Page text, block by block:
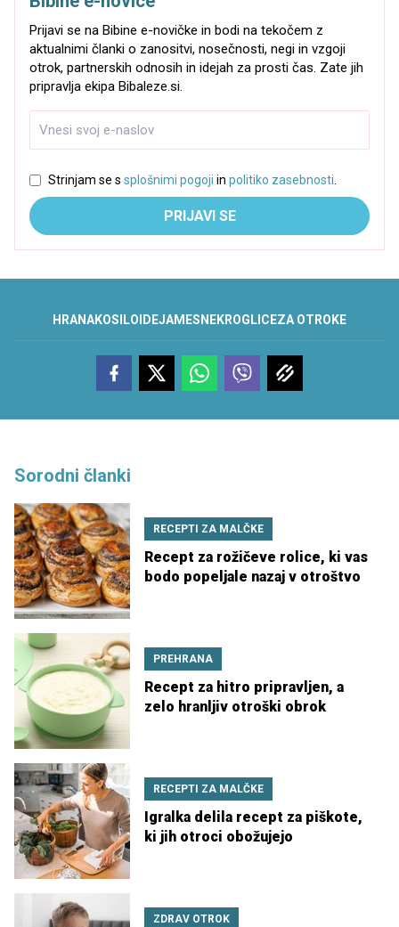
Prijavi se na Bibine e-novičke in bodi na tekočem z
aktualnimi članki o zanositvi, nosečnosti, negi in vzgoji
otrok, partnerskih odnosih in idejah za prosti čas. Zate jih
pripravlja ekipa Bibaleze.si.
Strinjam se s splošnimi pogoji in politiko zasebnosti.
PRIJAVI SE
HRANAKOSILO IDEJAMESNEKROGLICEZA OTROKE
Sorodni članki
RECEPTI ZA MALČKE
Recept za rožičeve rolice, ki vas
bodo popeljale nazaj v otroštvo
PREHRANA
Recept za hitro pripravljen, a
zelo hranljiv otroški obrok
RECEPTI ZA MALČKE
Igralka delila recept za piškote,
ki jih otroci obožujejo
ZDRAV OTROK